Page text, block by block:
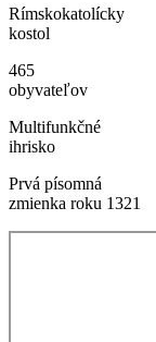
Rímskokatolícky
kostol
465
obyvateľov
Multifunkčné
ihrisko
Prvá písomná
zmienka roku 1321